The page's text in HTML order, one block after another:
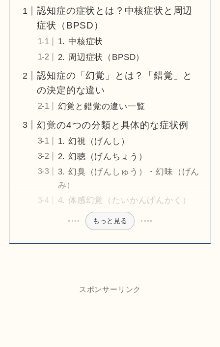
認知症の症状とは？中核症状と周辺
症状（BPSD）
1. 中核症状
2. 周辺症状（BPSD）
認知症の「幻覚」とは？「錯覚」と
の決定的な違い
幻覚と錯覚の違い一覧
幻覚の4つの分類と具体的な症状例
1. 幻視（げんし）
2. 幻聴（げんちょう）
3. 幻臭（げんしゅう）・幻味（げん
み）
4. 体感幻覚（たいかんげんかく）
もっと見る
スポンサーリンク